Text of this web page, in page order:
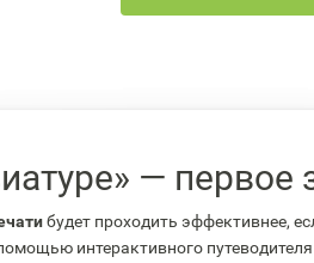
— первое
будет проходить эффективнее,
интерактивного